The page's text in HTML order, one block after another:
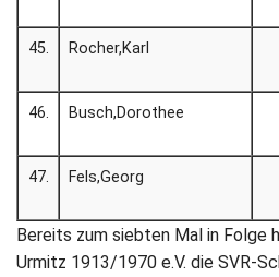
45. Rocher,Karl
46. Busch,Dorothee
47. Fels,Georg
Bereits zum siebten Mal in Folge
Urmitz 1913/1970 e.V. die SVR-